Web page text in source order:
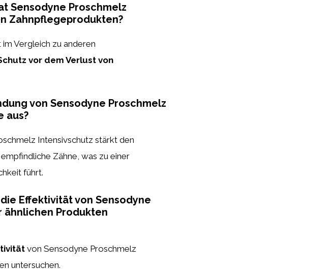
Sensodyne Proschmelz
Zahnpflegeprodukten?
Vergleich zu anderen
vor dem Verlust von
von Sensodyne Proschmelz
aus?
Intensivschutz stärkt den
Zähne, was zu einer
führt.
Effektivität von Sensodyne
ähnlichen Produkten
von Sensodyne Proschmelz
untersuchen.